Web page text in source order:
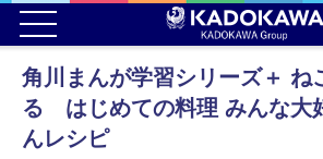
角川まんが学習シリーズ＋ ね
る はじめての料理 みんな大
んレシピ